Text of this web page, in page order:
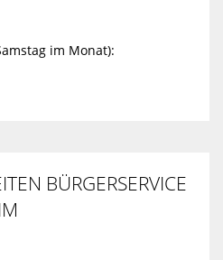
im Monat):
BÜRGERSERVICE